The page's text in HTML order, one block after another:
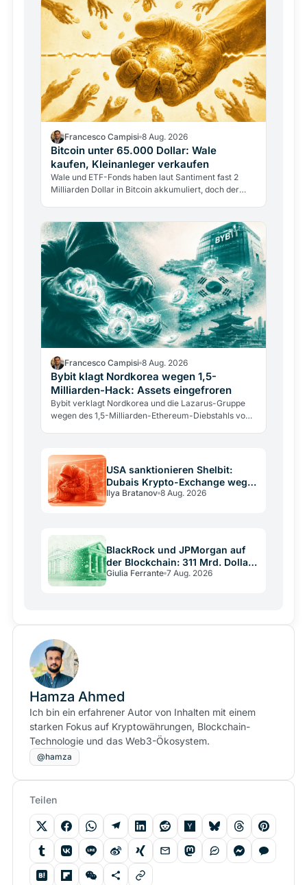
Francesco Campisi 8 Aug. 2026
Bitcoin unter 65.000 Dollar: Wale
kaufen, Kleinanleger verkaufen
Wale und ETF-Fonds haben laut Santiment fast 2
Milliarden Dollar in Bitcoin akkumuliert, doch der
Francesco Campisi 8 Aug. 2026
Bybit klagt Nordkorea wegen 1,5-
Milliarden-Hack: Assets eingefroren
Bybit verklagt Nordkorea und die Lazarus-Gruppe
wegen des 1,5-Milliarden-Ethereum-Diebstahls von
USA sanktionieren Shelbit:
Dubais Krypto-Exchange wegen
Iran-Finanzierung
Ilya Bratanov 8 Aug. 2026
BlackRock und JPMorgan auf
der Blockchain: 311 Mrd. Dollar
tokenisiert
Giulia Ferrante 7 Aug. 2026
Hamza Ahmed
Ich bin ein erfahrener Autor von Inhalten mit einem
starken Fokus auf Kryptowährungen, Blockchain-
Technologie und das Web3-Ökosystem.
@hamza
Teilen